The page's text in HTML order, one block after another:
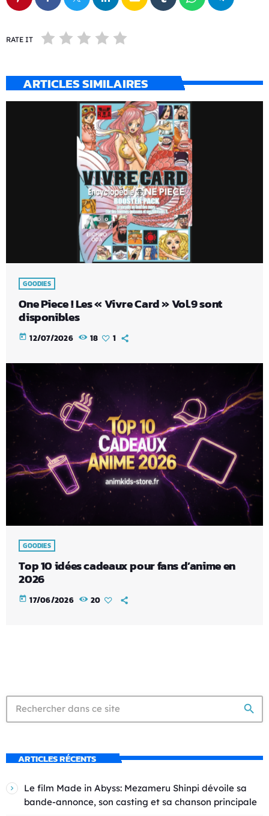
RATE IT
ARTICLES SIMILAIRES
GOODIES
One Piece ! Les « Vivre Card » Vol.9 sont
disponibles
today 12/07/2026 18 1
GOODIES
Top 10 idées cadeaux pour fans d’anime en
2026
today 17/06/2026 20
search
ARTICLES RÉCENTS
Le film Made in Abyss: Mezameru Shinpi dévoile sa
bande-annonce, son casting et sa chanson principale